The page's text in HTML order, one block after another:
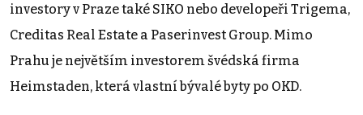
investory v Praze také SIKO nebo developeři Trigema,
Creditas Real Estate a Paserinvest Group. Mimo
Prahu je největším investorem švédská firma
Heimstaden, která vlastní bývalé byty po OKD.